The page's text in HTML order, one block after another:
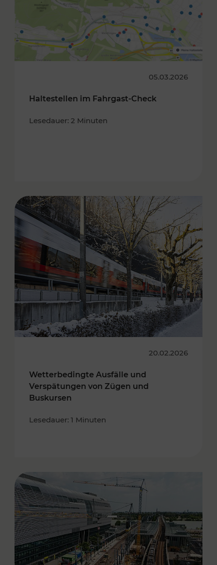
05.03.2026
Haltestellen im Fahrgast-Check
Lesedauer: 2 Minuten
20.02.2026
Wetterbedingte Ausfälle und
Verspätungen von Zügen und
Buskursen
Lesedauer: 1 Minuten